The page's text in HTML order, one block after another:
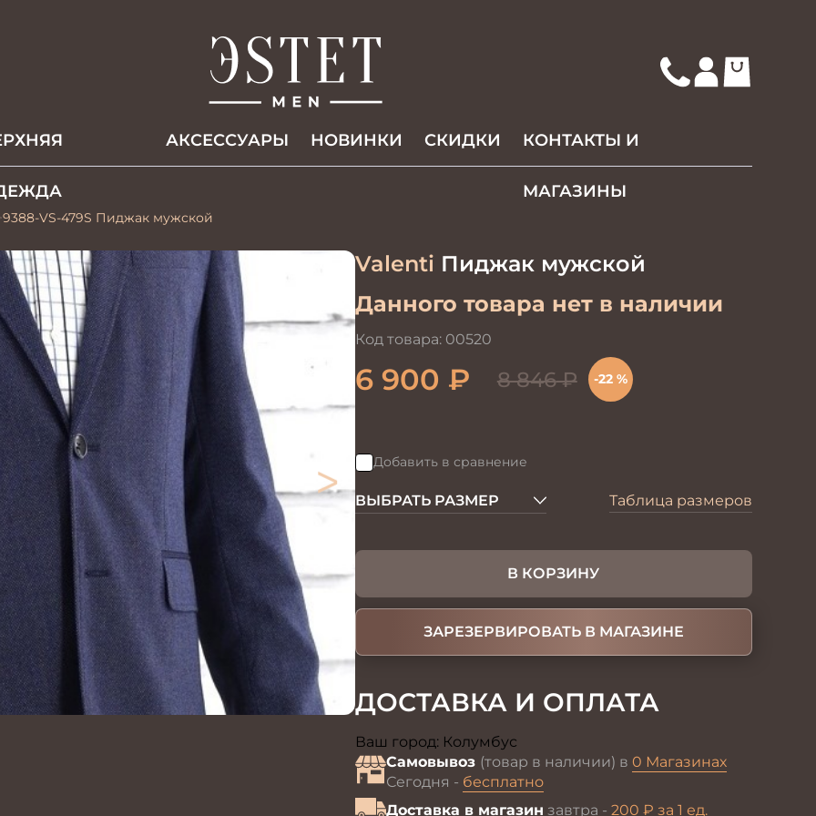
АКCЕССУАРЫ НОВИНКИ СКИДКИ КОНТАКТЫ И
МАГАЗИНЫ
9388-VS-479S Пиджак мужской
>
Valenti Пиджак мужской
Данного товара нет в наличии
Код товара: 00520
6 900 ₽ 8 846₽ -22 %
Добавить в сравнение
ВЫБРАТЬ РАЗМЕР Таблица размеров
В КОРЗИНУ
ЗАРЕЗЕРВИРОВАТЬ В МАГАЗИНЕ
ДОСТАВКА И ОПЛАТА
Ваш город: Колумбус
Самовывоз (товар в наличии) в 0 Магазинах
Сегодня - бесплатно
Доставка в магазин завтра - 200 ₽ за 1 ед.